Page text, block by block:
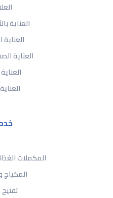
العناية
العناية
المكملات